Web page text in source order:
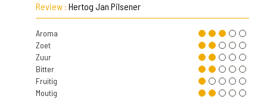
Review : Hertog Jan Pilsener
Aroma
Zoet
Zuur
Bitter
Fruitig
Moutig